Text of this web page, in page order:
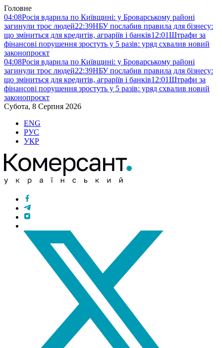
Головне
04:08Росія вдарила по Київщині: у Броварському районі
загинули троє людей22:39НБУ послабив правила для бізнесу:
що зміниться для кредитів, аграріїв і банків12:01Штрафи за
фінансові порушення зростуть у 5 разів: уряд схвалив новий
законопроєкт
04:08Росія вдарила по Київщині: у Броварському районі
загинули троє людей22:39НБУ послабив правила для бізнесу:
що зміниться для кредитів, аграріїв і банків12:01Штрафи за
фінансові порушення зростуть у 5 разів: уряд схвалив новий
законопроєкт
Субота, 8 Серпня 2026
ENG
РУС
УКР